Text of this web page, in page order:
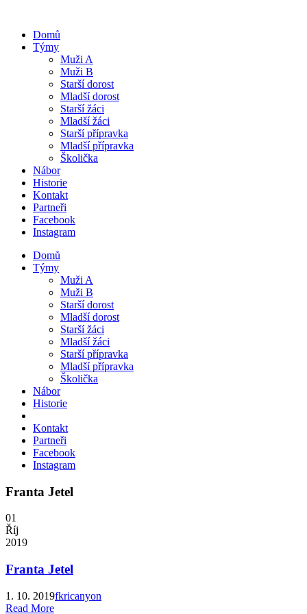
Domů
Týmy
Muži A
Muži B
Starší dorost
Mladší dorost
Starší žáci
Mladší žáci
Starší přípravka
Mladší přípravka
Školička
Nábor
Historie
Kontakt
Partneři
Facebook
Instagram
Domů
Týmy
Muži A
Muži B
Starší dorost
Mladší dorost
Starší žáci
Mladší žáci
Starší přípravka
Mladší přípravka
Školička
Nábor
Historie
Kontakt
Partneři
Facebook
Instagram
Franta Jetel
01
Říj
2019
Franta Jetel
1. 10. 2019fkricanyon
Read More